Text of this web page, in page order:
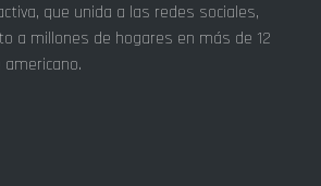
que unida a las redes sociales,
a millones de hogares en más de 12